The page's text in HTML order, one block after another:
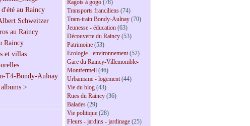
>
Ragots à gogo (78)
Transports franciliens (74)
Tram-train Bondy-Aulnay (70)
Jeunesse - éducation (63)
Découverte du Raincy (53)
Patrimoine (53)
Ecologie - environnement(52)
Gare du Raincy-Villemomble-
Montfermeil (46)
Urbanisme - logement(44)
Vie du blog (43)
Rues du Raincy (36)
Balades (29)
Vie politique (28)
Fleurs - jardins - jardinage (25)